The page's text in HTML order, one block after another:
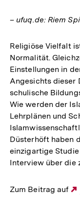
– ufuq.de: Riem
Religiöse Vielfalt
Normalität.
Einstellungen in
Angesichts dieser
schulische
Wie werden der
Lehrplänen und
Düsterhöft haben
einzigartige
Interview über die
Zum Beitrag auf